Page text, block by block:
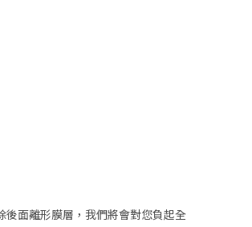
面離形膜層，我們將會對您負起全